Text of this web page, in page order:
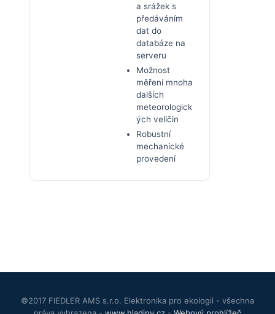
a srážek s
předáváním
dat do
databáze na
serveru
Možnost
měření mnoha
dalších
meteorologick
ých veličin
Robustní
mechanické
provedení
©2017 FIEDLER AMS s.r.o. Elektronika pro ekologii - všechna